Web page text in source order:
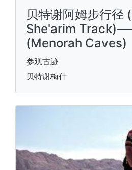
贝特谢阿姆步行径
She'arim
(Menorah Caves)
参观古迹
贝特谢梅什